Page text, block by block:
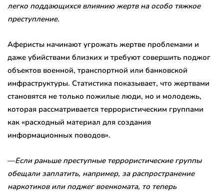
легко поддающихся влиянию жертв на особо тяжкое
преступление.
Аферисты начинают угрожать жертве проблемами и
даже убийствами близких и требуют совершить поджог
объектов военной, транспортной или банковской
инфраструктуры. Статистика показывает, что жертвами
становятся не только пожилые люди, но и молодежь,
которая рассматривается террористическим группами
как «расходный материал для создания
информационных поводов».
—Если раньше преступные террористические группы
обещали заплатить, например, за распространение
наркотиков или поджег военкомата, то теперь